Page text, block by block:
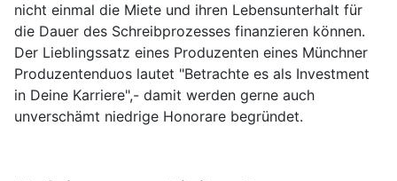
nicht einmal die Miete und ihren Lebensunterhalt für
die Dauer des Schreibprozesses finanzieren können.
Der Lieblingssatz eines Produzenten eines Münchner
Produzentenduos lautet "Betrachte es als Investment
in Deine Karriere",- damit werden gerne auch
unverschämt niedrige Honorare begründet.